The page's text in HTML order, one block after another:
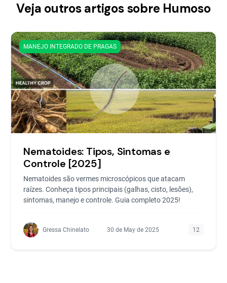
Veja outros artigos sobre Humoso
MANEJO INTEGRADO DE PRAGAS
Nematoides: Tipos, Sintomas e
Controle [2025]
Nematoides são vermes microscópicos que atacam
raízes. Conheça tipos principais (galhas, cisto, lesões),
sintomas, manejo e controle. Guia completo 2025!
Gressa Chinelato 30 de May de 2025 12